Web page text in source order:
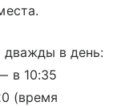
дважды в день:
в 10:35
(время